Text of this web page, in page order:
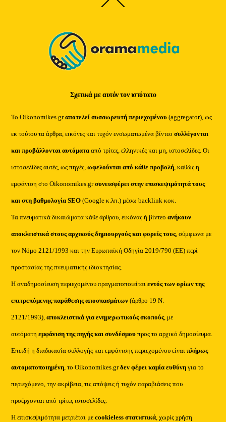
To
Σχετικά με αυτόν τον ιστότοπο
Το Oikonomikes.grαποτελεί συσσωρευτή περιεχομένου (aggregator), ως
εκ τούτου τα άρθρα, εικόνες και τυχόν ενσωματωμένα βίντεοσυλλέγονται
και προβάλλονται αυτόματααπό τρίτες, ελληνικές και μη, ιστοσελίδες. Οι
ιστοσελίδες αυτές, ως πηγές,ωφελούνται από κάθε προβολή, καθώς η
εμφάνιση στο Oikonomikes.grσυνεισφέρει στην επισκεψιμότητά τους
και στη βαθμολογία SEO (Google κ.λπ.) μέσω backlink κοκ.
Τα πνευματικά δικαιώματα κάθε άρθρου, εικόνας ή βίντεοανήκουν
αποκλειστικά στους αρχικούς δημιουργούς και φορείς τους, σύμφωνα με
τον Νόμο 2121/1993 και την Ευρωπαϊκή Οδηγία 2019/790 (ΕΕ) περί
προστασίας της πνευματικής ιδιοκτησίας.
Η αναδημοσίευση περιεχομένου πραγματοποιείταιεντός των ορίων της
επιτρεπόμενης παράθεσης αποσπασμάτων (άρθρο 19 Ν.
2121/1993), αποκλειστικά για ενημερωτικούς σκοπούς, με
αυτόματηεμφάνιση της πηγής και συνδέσμου προς το αρχικό δημοσίευμα.
Επειδή η διαδικασία συλλογής και εμφάνισης περιεχομένου είναιπλήρως
αυτοματοποιημένη, το Oikonomikes.grδεν φέρει καμία ευθύνη για το
περιεχόμενο, την ακρίβεια, τις απόψεις ή τυχόν παραβιάσεις που
προέρχονται από τρίτες ιστοσελίδες.
Η επισκεψιμότητα μετριέται μεcookieless στατιστικά, χωρίς χρήση